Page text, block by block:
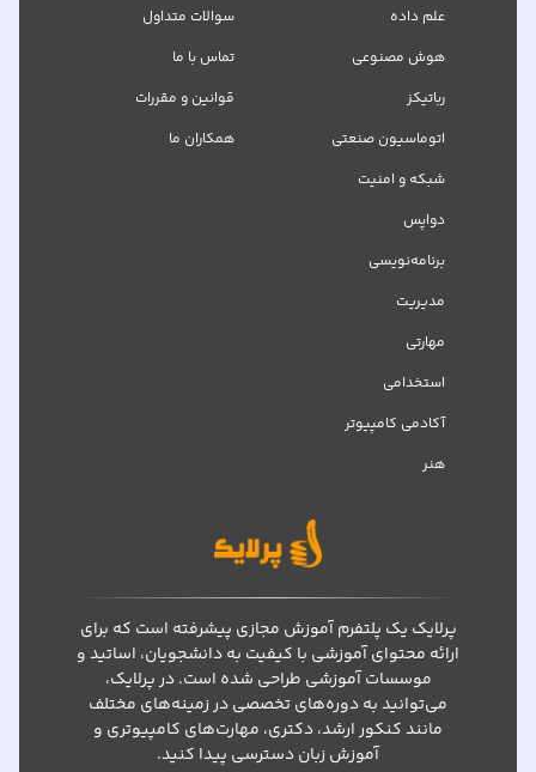
علم داده
هوش مصنوعی
رباتیکز
اتوماسیون صنعتی
شبکه‌ و امنیت
دواپس
برنامه‌نویسی
مدیریت
مهارتی
استخدامی
آکادمی کامپیوتر
هنر
سوالات متداول
تماس با ما
قوانین و مقررات
همکاران ما
پرلایک یک پلتفرم آموزش مجازی پیشرفته است که برای
ارائه محتوای آموزشی با کیفیت به دانشجویان، اساتید و
موسسات آموزشی طراحی شده است. در پرلایک،
می‌توانید به دوره‌های تخصصی در زمینه‌های مختلف
مانند کنکور ارشد، دکتری، مهارت‌های کامپیوتری و
آموزش زبان دسترسی پیدا کنید.